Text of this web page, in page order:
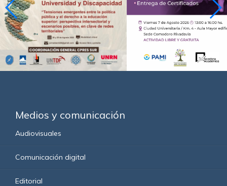
Medios y comunicación
Audiovisuales
Comunicación digital
Editorial